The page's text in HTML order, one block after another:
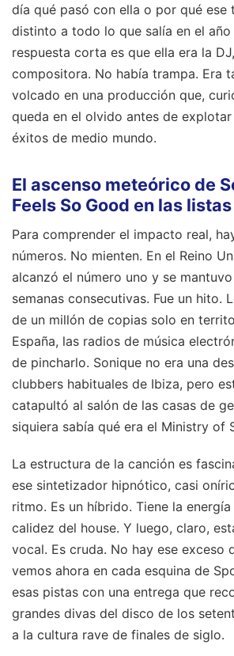
día qué pasó con ella o por qué ese
distinto a todo lo que salía en el año
respuesta corta es que ella era la
compositora. No había trampa. Era
volcado en una producción que,
queda en el olvido antes de
éxitos de medio mundo.
El ascenso meteórico de
Feels So Good en las
Para comprender el impacto real,
números. No mienten. En el Reino
alcanzó el número uno y se
semanas consecutivas. Fue un hito.
de un millón de copias solo en
España, las radios de música
de pincharlo. Sonique no era una
clubbers habituales de Ibiza, pero
catapultó al salón de las casas de
siquiera sabía qué era el Ministry of
La estructura de la canción es
ese sintetizador hipnótico, casi
ritmo. Es un híbrido. Tiene la
calidez del house. Y luego, claro,
vocal. Es cruda. No hay ese exceso
vemos ahora en cada esquina de
esas pistas con una entrega que
grandes divas del disco de los
a la cultura rave de finales de siglo.